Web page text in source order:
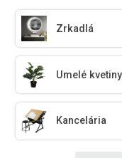
Zrkadlá
Umelé kvetiny
Kancelária